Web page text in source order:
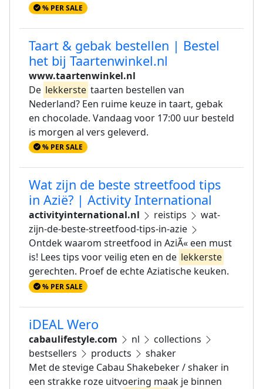
% PER SALE
Taart & gebak bestellen | Bestel
het bij Taartenwinkel.nl
www.taartenwinkel.nl
De lekkerste taarten bestellen van
Nederland? Een ruime keuze in taart, gebak
en chocolade. Vandaag voor 17:00 uur besteld
is morgen al vers geleverd.
% PER SALE
Wat zijn de beste streetfood tips
in Azië? | Activity International
activityinternational.nl reistips
wat-
zijn-de-beste-streetfood-tips-in-azie
Ontdek waarom streetfood in AziÃ« een must
is! Lees tips voor veilig eten en de lekkerste
gerechten. Proef de echte Aziatische keuken.
% PER SALE
iDEAL Wero
cabaulifestyle.com nl
collections
bestsellers
products
shaker
Met de stevige Cabau Shakebeker / shaker in
een strakke roze uitvoering maak je binnen